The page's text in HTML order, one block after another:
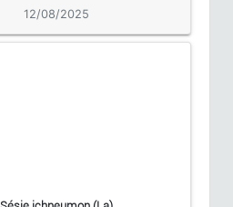
12/08/2025